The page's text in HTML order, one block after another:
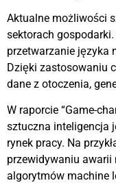
Aktualne możliwości
sektorach gospodarki.
przetwarzanie języka
Dzięki zastosowaniu
dane z otoczenia,
W raporcie “Game-
sztuczna inteligencja
rynek pracy. Na
przewidywaniu awarii
algorytmów machine